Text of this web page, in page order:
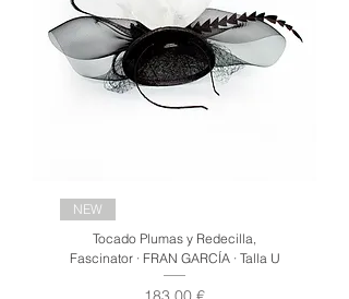
NEW
Tocado Plumas y Redecilla,
Fascinator · FRAN GARCÍA · Talla U
Precio